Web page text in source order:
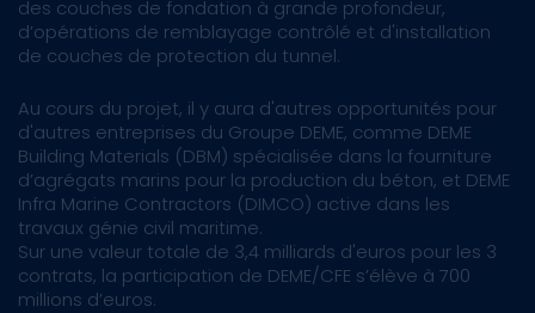
des couches de fondation à grande profondeur,
d’opérations de remblayage contrôlé et d'installation
de couches de protection du tunnel.
Au cours du projet, il y aura d'autres opportunités pour
d'autres entreprises du Groupe DEME, comme DEME
Building Materials (DBM) spécialisée dans la fourniture
d’agrégats marins pour la production du béton, et DEME
Infra Marine Contractors (DIMCO) active dans les
travaux génie civil maritime.
Sur une valeur totale de 3,4 milliards d'euros pour les 3
contrats, la participation de DEME/CFE s’élève à 700
millions d’euros.